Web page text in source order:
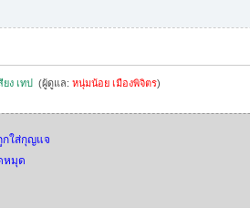
ง เทป (ผู้ดูแล: หนุ่มน้อย เมืองพิจิตร)
ใส่กุญแจ
หมุด